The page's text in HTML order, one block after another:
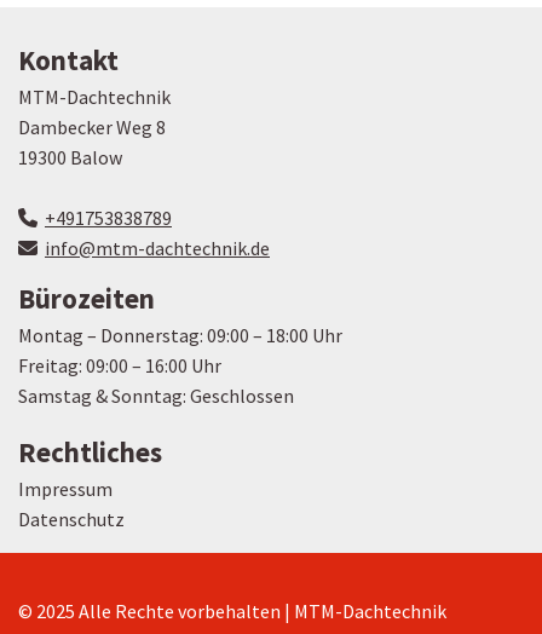
Kontakt
MTM-Dachtechnik
Dambecker Weg 8
19300 Balow
 +491753838789
 info@mtm-dachtechnik.de
Bürozeiten
Montag – Donnerstag: 09:00 – 18:00 Uhr
Freitag: 09:00 – 16:00 Uhr
Samstag & Sonntag: Geschlossen
Rechtliches
Impressum
Datenschutz
© 2025 Alle Rechte vorbehalten | MTM-Dachtechnik